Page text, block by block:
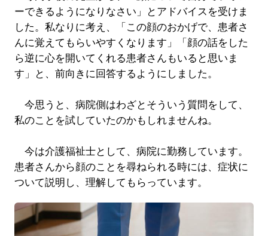
ーできるようになりなさい」とアドバイスを受けま
した。私なりに考え、「この顔のおかげで、患者さ
んに覚えてもらいやすくなります」「顔の話をした
ら逆に心を開いてくれる患者さんもいると思いま
す」と、前向きに回答するようにしました。
今思うと、病院側はわざとそういう質問をして、
私のことを試していたのかもしれませんね。
今は介護福祉士として、病院に勤務しています。
患者さんから顔のことを尋ねられる時には、症状に
ついて説明し、理解してもらっています。